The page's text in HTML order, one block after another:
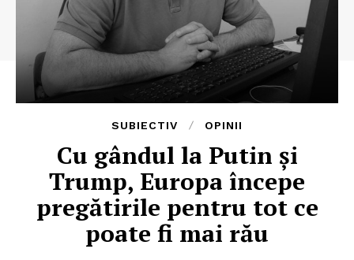
SUBIECTIV OPINII
Cu gândul la Putin și
Trump, Europa începe
pregătirile pentru tot ce
poate fi mai rău